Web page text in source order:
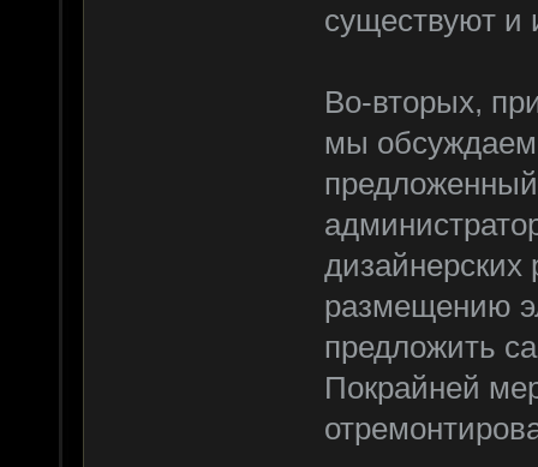
существуют
Во-вторых,
мы обсуждаем
размещению
предложить
Покрайней